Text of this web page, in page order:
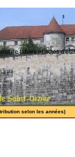
de tables et actes
selon les années)